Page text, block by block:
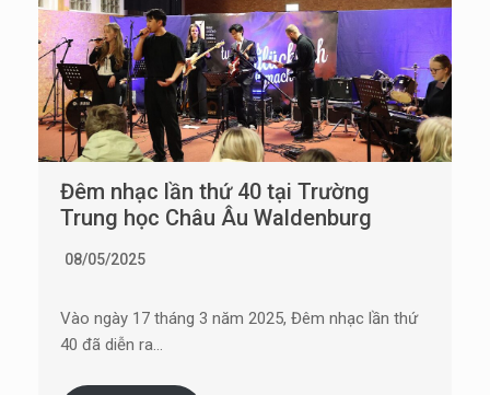
Đêm nhạc lần thứ 40 tại Trường
Trung học Châu Âu Waldenburg
08/05/2025
Vào ngày 17 tháng 3 năm 2025, Đêm nhạc lần thứ
40 đã diễn ra…